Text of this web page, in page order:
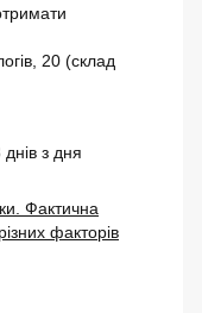
20 (склад
з дня
Фактична
факторів